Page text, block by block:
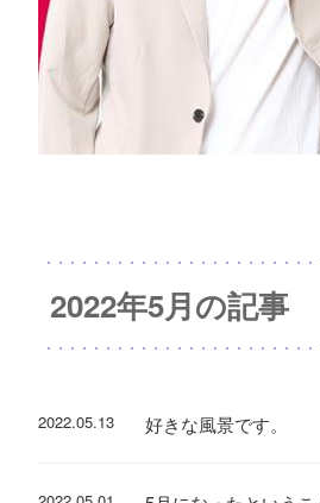
2022年5月の記事
2022.05.13 好きな風景です。